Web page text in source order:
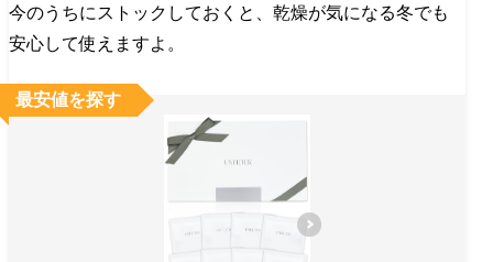
今のうちにストックしておくと、乾燥が気になる冬でも
安心して使えますよ​。
最安値を探す